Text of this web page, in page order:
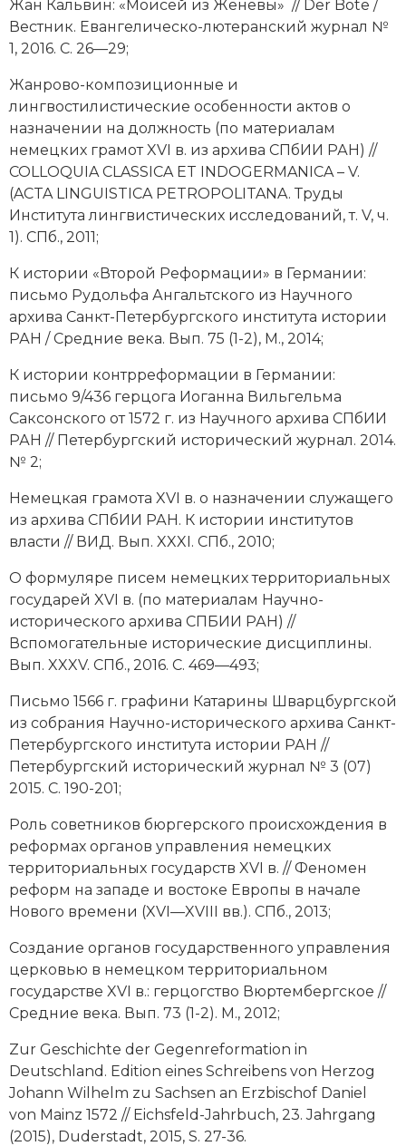
Жан Кальвин: «Моисей из Женевы» // Der Bote /
Вестник. Евангелическо-лютеранский журнал №
1, 2016. С. 26—29;
Жанрово-композиционные и
лингвостилистические особенности актов о
назначении на должность (по материалам
немецких грамот XVI в. из архива СПбИИ РАН) //
COLLOQUIA CLASSICA ET INDOGERMANICA – V.
(ACTA LINGUISTICA PETROPOLITANA. Труды
Института лингвистических исследований, т. V, ч.
1). СПб., 2011;
К истории «Второй Реформации» в Германии:
письмо Рудольфа Ангальтского из Научного
архива Санкт-Петербургского института истории
РАН / Средние века. Вып. 75 (1-2), М., 2014;
К истории контрреформации в Германии:
письмо 9/436 герцога Иоганна Вильгельма
Саксонского от 1572 г. из Научного архива СПбИИ
РАН // Петербургский исторический журнал. 2014.
№ 2;
Немецкая грамота XVI в. о назначении служащего
из архива СПбИИ РАН. К истории институтов
власти // ВИД. Вып. XXXI. СПб., 2010;
О формуляре писем немецких территориальных
государей XVI в. (по материалам Научно-
исторического архива СПБИИ РАН) //
Вспомогательные исторические дисциплины.
Вып. XXXV. СПб., 2016. С. 469—493;
Письмо 1566 г. графини Катарины Шварцбургской
из собрания Научно-исторического архива Санкт-
Петербургского института истории РАН //
Петербургский исторический журнал № 3 (07)
2015. С. 190-201;
Роль советников бюргерского происхождения в
реформах органов управления немецких
территориальных государств XVI в. // Феномен
реформ на западе и востоке Европы в начале
Нового времени (XVI—XVIII вв.). СПб., 2013;
Создание органов государственного управления
церковью в немецком территориальном
государстве XVI в.: герцогство Вюртембергское //
Средние века. Вып. 73 (1-2). М., 2012;
Zur Geschichte der Gegenreformation in
Deutschland. Edition eines Schreibens von Herzog
Johann Wilhelm zu Sachsen an Erzbischof Daniel
von Mainz 1572 // Eichsfeld-Jahrbuch, 23. Jahrgang
(2015), Duderstadt, 2015, S. 27-36.